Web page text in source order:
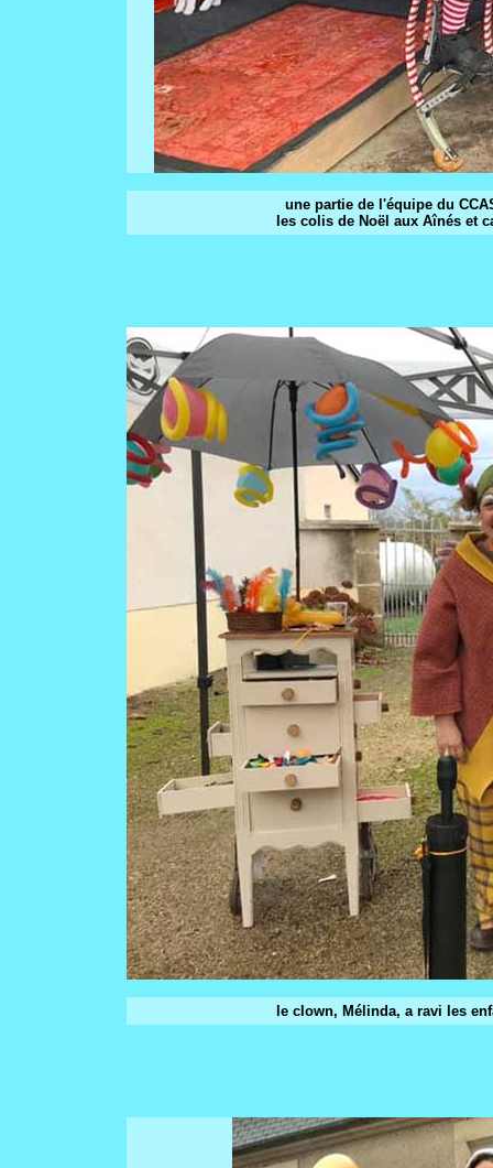
une partie de l'équipe du
les colis de Noël aux Aînés et
le clown, Mélinda, a ravi les